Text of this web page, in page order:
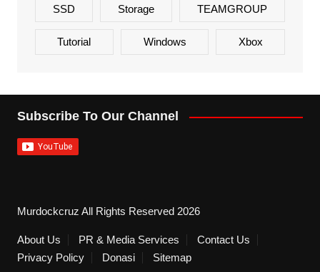
SSD Storage TEAMGROUP
Tutorial Windows Xbox
Subscribe To Our Channel
Murdockcruz All Rights Reserved 2026
About Us PR & Media Services
Contact Us
Privacy Policy
Donasi Sitemap